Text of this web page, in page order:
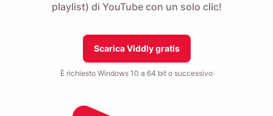
playlist) di YouTube con un solo clic!
Scarica Viddly gratis
È richiesto Windows 10 a 64 bit o successivo